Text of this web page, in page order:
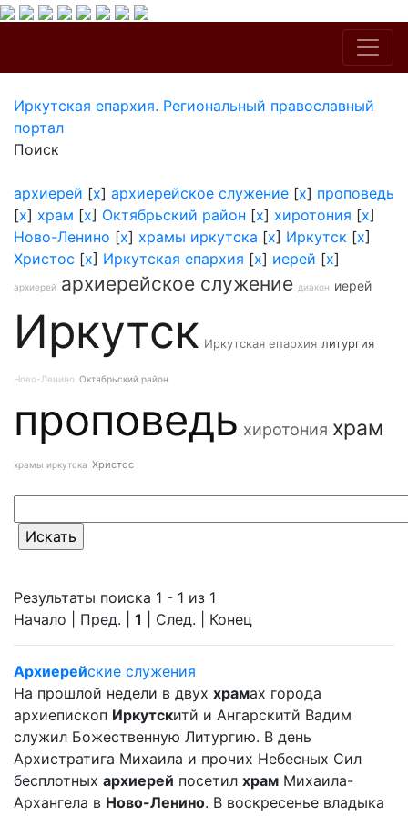
Иркутская епархия. Региональный православный
портал
Поиск
архиерей [x] архиерейское служение [x] проповедь
[x] храм [x] Октябрьский район [x] хиротония [x]
Ново-Ленино [x] храмы иркутска [x] Иркутск [x]
Христос [x] Иркутская епархия [x] иерей [x]
архиерей архиерейское служение диакон иерей
Иркутск Иркутская епархия литургия
Ново-Ленино Октябрьский район
проповедь хиротония храм
храмы иркутска Христос
Результаты поиска 1 - 1 из 1
Начало | Пред. | 1 | След. | Конец
Архиерейские служения
На прошлой недели в двух храмах города
архиепископ Иркутскитй и Ангарскитй Вадим
служил Божественную Литургию. В день
Архистратига Михаила и прочих Небесных Сил
бесплотных архиерей посетил храм Михаила-
Архангела в Ново-Ленино. В воскресенье владыка